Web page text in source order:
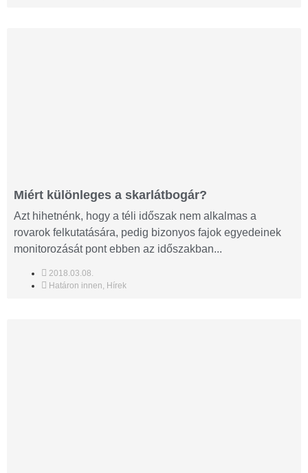
Miért különleges a skarlátbogár?
Azt hihetnénk, hogy a téli időszak nem alkalmas a
rovarok felkutatására, pedig bizonyos fajok egyedeinek
monitorozását pont ebben az időszakban...
2018.03.08.
Határon innen, Hírek